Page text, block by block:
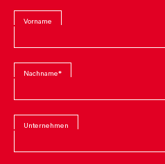
Vorname
Nachname*
Unternehmen